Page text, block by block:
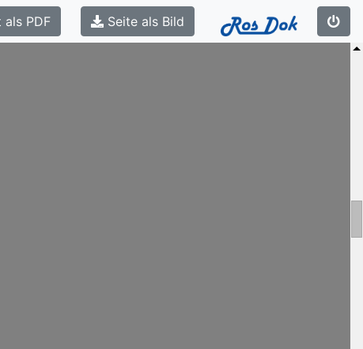
PDF Seite als Bild